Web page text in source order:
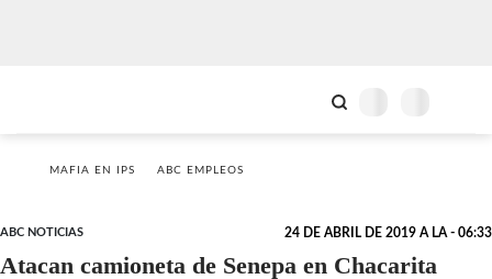
MAFIA EN IPS ABC EMPLEOS
ABC NOTICIAS 24 DE ABRIL DE 2019 A LA - 06:33
Atacan camioneta de Senepa en Chacarita